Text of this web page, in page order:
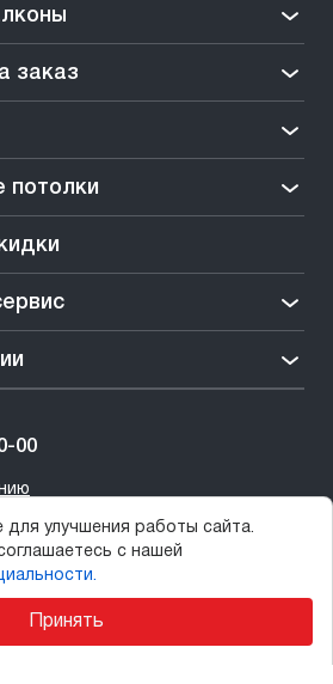
заказ
потолки
00
улучшения работы сайта.
с нашей
Принять